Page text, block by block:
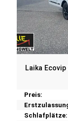
Laika
Preis:
Schlafplätze: